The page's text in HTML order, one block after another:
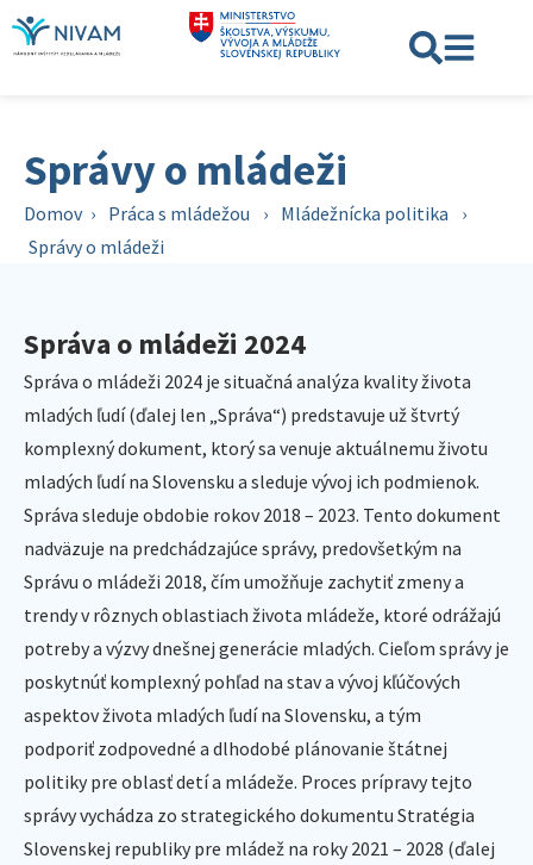
Správy o mládeži
Domov › Práca s mládežou › Mládežnícka politika
›
Správy o mládeži
Správa o mládeži 2024
Správa o mládeži 2024 je situačná analýza kvality života
mladých ľudí (ďalej len „Správa“) predstavuje už štvrtý
komplexný dokument, ktorý sa venuje aktuálnemu životu
mladých ľudí na Slovensku a sleduje vývoj ich podmienok.
Správa sleduje obdobie rokov 2018 – 2023. Tento dokument
nadväzuje na predchádzajúce správy, predovšetkým na
Správu o mládeži 2018, čím umožňuje zachytiť zmeny a
trendy v rôznych oblastiach života mládeže, ktoré odrážajú
potreby a výzvy dnešnej generácie mladých. Cieľom správy je
poskytnúť komplexný pohľad na stav a vývoj kľúčových
aspektov života mladých ľudí na Slovensku, a tým
podporiť zodpovedné a dlhodobé plánovanie štátnej
politiky pre oblasť detí a mládeže. Proces prípravy tejto
správy vychádza zo strategického dokumentu Stratégia
Slovenskej republiky pre mládež na roky 2021 – 2028 (ďalej